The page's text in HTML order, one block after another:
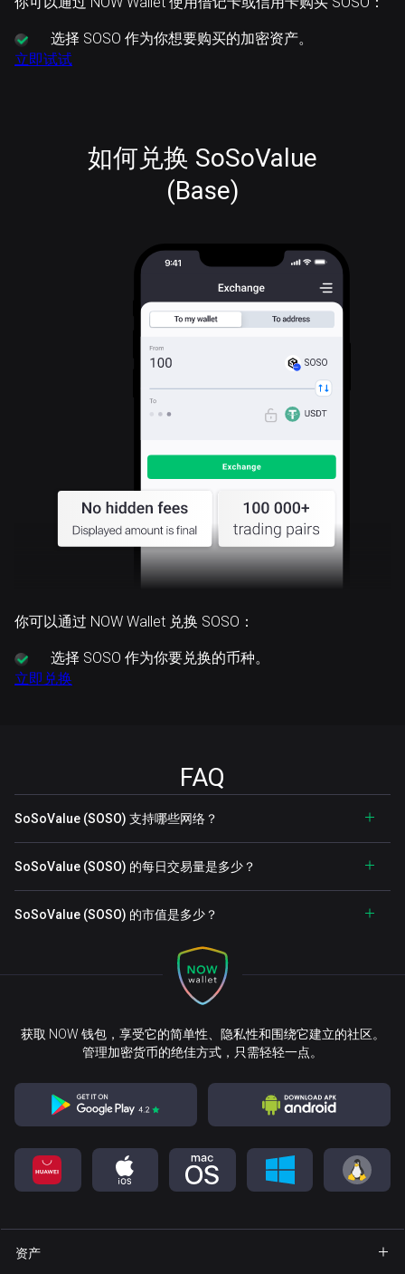
选择 SOSO 作为你想要购买的加密资产。
立即试试
如何兑换 SoSoValue
(Base)
SOSO
你可以通过 NOW Wallet 兑换 SOSO：
选择 SOSO 作为你要兑换的币种。
立即兑换
FAQ
SoSoValue (SOSO) 支持哪些网络？
SoSoValue (SOSO) 的每日交易量是多少？
SoSoValue (SOSO) 的市值是多少？
获取 NOW 钱包，享受它的简单性、隐私性和围绕它建立的社区。
管理加密货币的绝佳方式，只需轻轻一点。
资产